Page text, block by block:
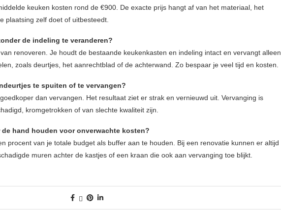
keuken kosten rond de €900. De exacte prijs hangt af van het materiaal, het
plaatsing zelf doet of uitbesteedt.
de indeling te veranderen?
renoveren. Je houdt de bestaande keukenkasten en indeling intact en vervangt alleen
zoals deurtjes, het aanrechtblad of de achterwand. Zo bespaar je veel tijd en kosten.
te spuiten of te vervangen?
dan vervangen. Het resultaat ziet er strak en vernieuwd uit. Vervanging is
kromgetrokken of van slechte kwaliteit zijn.
hand houden voor onverwachte kosten?
procent van je totale budget als buffer aan te houden. Bij een renovatie kunnen er altijd
muren achter de kastjes of een kraan die ook aan vervanging toe blijkt.